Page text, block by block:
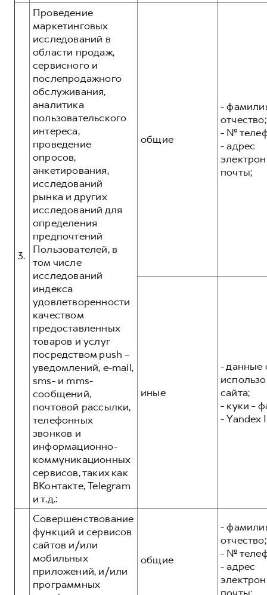
3.
Проведение
маркетинговых
исследований в
области продаж,
сервисного и
послепродажного
обслуживания,
аналитика
пользовательского
интереса,
проведение
опросов,
анкетирования,
исследований
рынка и других
исследований для
определения
предпочтений
Пользователей, в
том числе
исследований
индекса
удовлетворенности
качеством
предоставленных
товаров и услуг
посредством push –
уведомлений, e-mail,
sms- и mms-
сообщений,
почтовой рассылки,
телефонных
звонков и
информационно-
коммуникационных
сервисов, таких как
ВКонтакте, Telegram
и т.д.:
общие
-
отчество;
- №
- адрес
почты;
иные
- данные
сайта;
- куки -
- Yandex
Совершенствование
функций и сервисов
сайтов и/или
мобильных
приложений, и/или
программных
общие
-
отчество;
- №
- адрес